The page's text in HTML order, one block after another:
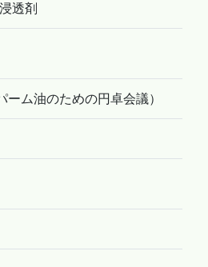
透剤
ーム油のための円卓会議）